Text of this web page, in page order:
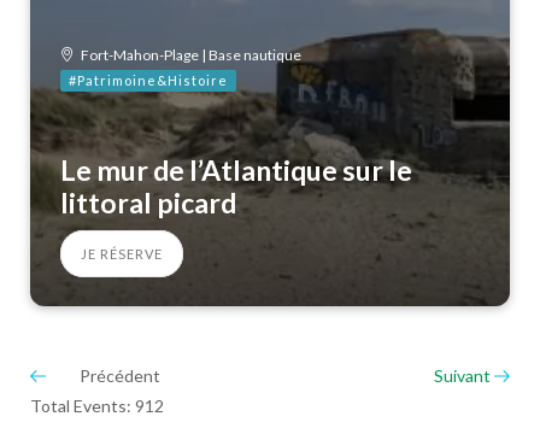
Fort-Mahon-Plage | Base nautique
#Patrimoine&Histoire
Le mur de l’Atlantique sur le
littoral picard
JE RÉSERVE
Précédent
Suivant
Total Events: 912